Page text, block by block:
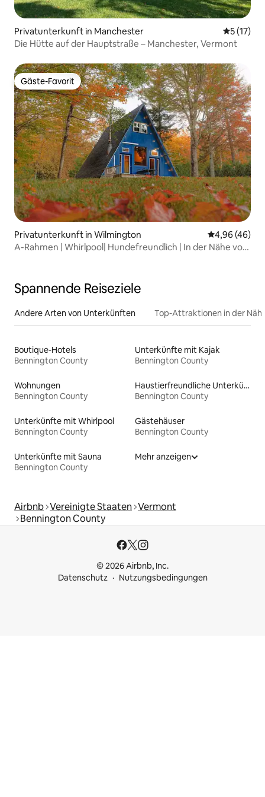
Privatunterkunft in Manchester
5 (17)
Die Hütte auf der Hauptstraße – Manchester, Vermont
Gäste-Favorit
Gäste-Favorit
Privatunterkunft in Wilmington
4,96 (46)
A-Rahmen | Whirlpool| Hundefreundlich | In der Nähe von
Spannende Reiseziele
Andere Arten von Unterkünften Top-Attraktionen in der
Boutique-Hotels
Bennington County
Unterkünfte mit Kajak
Bennington County
Wohnungen
Bennington County
Haustierfreundliche Unterkünfte
Bennington County
Unterkünfte mit Whirlpool
Bennington County
Gästehäuser
Bennington County
Unterkünfte mit Sauna
Bennington County
Mehr anzeigen
Airbnb Vereinigte Staaten Vermont
Bennington County
© 2026 Airbnb, Inc.
Datenschutz
Nutzungsbedingungen